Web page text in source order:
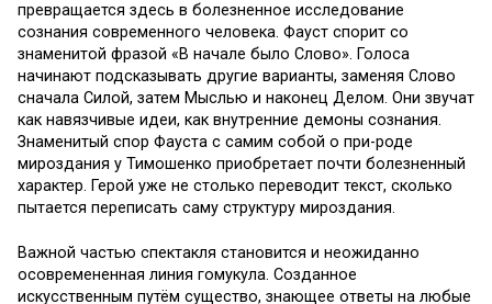
превращается здесь в болезненное исследование
сознания современного человека. Фауст спорит со
знаменитой фразой «В начале было Слово». Голоса
начинают подсказывать другие варианты, заменяя Слово
сначала Силой, затем Мыслью и наконец Делом. Они звучат
как навязчивые идеи, как внутренние демоны сознания.
Знаменитый спор Фауста с самим собой о при-роде
мироздания у Тимошенко приобретает почти болезненный
характер. Герой уже не столько переводит текст, сколько
пытается переписать саму структуру мироздания.
Важной частью спектакля становится и неожиданно
осовремененная линия гомукула. Созданное
искусственным путём существо, знающее ответы на любые